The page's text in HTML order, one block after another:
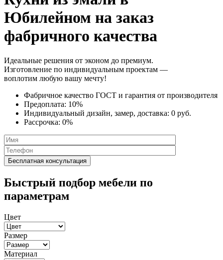
Юбилейном на заказ
фабричного качества
Идеальные решения от эконом до премиум.
Изготовление по индивидуальным проектам —
воплотим любую вашу мечту!
Фабричное качество ГОСТ и гарантия от производителя
Предоплата: 10%
Индивидуальный дизайн, замер, доставка: 0 руб.
Рассрочка: 0%
Быстрый подбор мебели по
параметрам
Цвет
Размер
Материал